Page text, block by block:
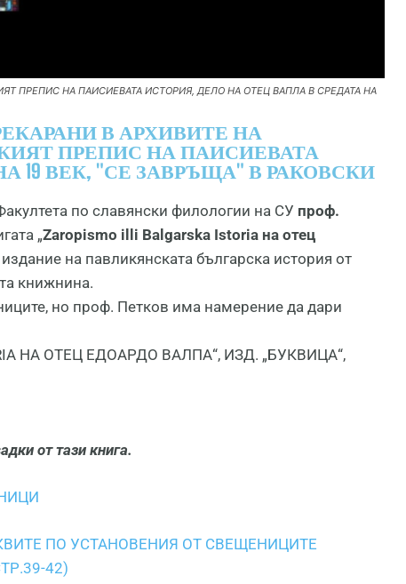
ПРЕПИС НА ПАИСИЕВАТА ИСТОРИЯ, ДЕЛО НА ОТЕЦ ВАПЛА В СРЕДАТА НА
В АРХИВИТЕ НА
ПРЕПИС НА ПАИСИЕВАТА
19 ВЕК, "СЕ ЗАВРЪЩА" В РАКОВСКИ
по славянски филологии на СУ проф.
„Zaropismo illi Balgarska Istoria на отец
на павликянската българска история от
книжнина.
но проф. Петков има намерение да дари
НА ОТЕЦ ЕДОАРДО ВАЛПА“, ИЗД. „БУКВИЦА“,
от тази книга.
ПО УСТАНОВЕНИЯ ОТ СВЕЩЕНИЦИТЕ
42)